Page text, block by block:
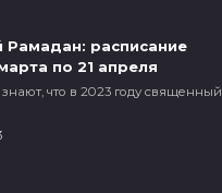
Рамадан: расписание
по 21 апреля
что в 2023 году священный